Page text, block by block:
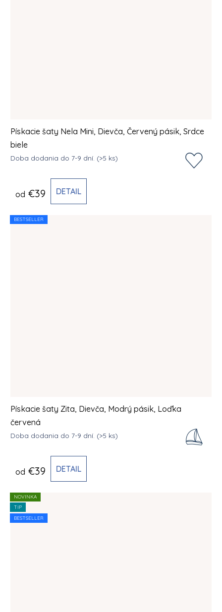
Pískacie šaty Nela Mini, Dievča, Červený pásik, Srdce
biele
Doba dodania do 7-9 dní. (>5 ks)
od €39 DETAIL
BESTSELLER
Pískacie šaty Zita, Dievča, Modrý pásik, Loďka
červená
Doba dodania do 7-9 dní. (>5 ks)
od €39 DETAIL
NOVINKA
TIP
BESTSELLER